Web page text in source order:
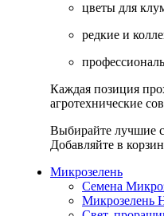
цветы для
редкие и
Каждая позиция
агротехнические
Выбирайте лучшие
Добавляйте в
Микрозелень
Семена
Микрозелень